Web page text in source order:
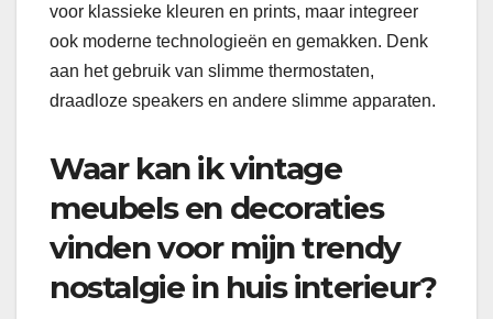
voor klassieke kleuren en prints, maar integreer
ook moderne technologieën en gemakken. Denk
aan het gebruik van slimme thermostaten,
draadloze speakers en andere slimme apparaten.
Waar kan ik vintage
meubels en decoraties
vinden voor mijn trendy
nostalgie in huis interieur?